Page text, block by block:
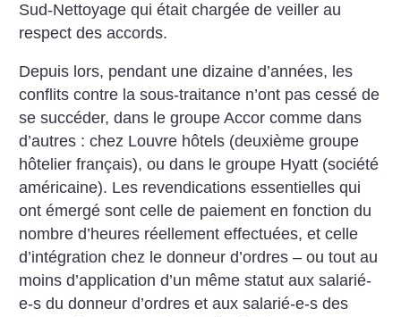
Sud-Nettoyage qui était chargée de veiller au
respect des accords.
Depuis lors, pendant une dizaine d’années, les
conflits contre la sous-traitance n’ont pas cessé de
se succéder, dans le groupe Accor comme dans
d’autres : chez Louvre hôtels (deuxième groupe
hôtelier français), ou dans le groupe Hyatt (société
américaine). Les revendications essentielles qui
ont émergé sont celle de paiement en fonction du
nombre d’heures réellement effectuées, et celle
d’intégration chez le donneur d’ordres – ou tout au
moins d’application d’un même statut aux salarié-
e-s du donneur d’ordres et aux salarié-e-s des